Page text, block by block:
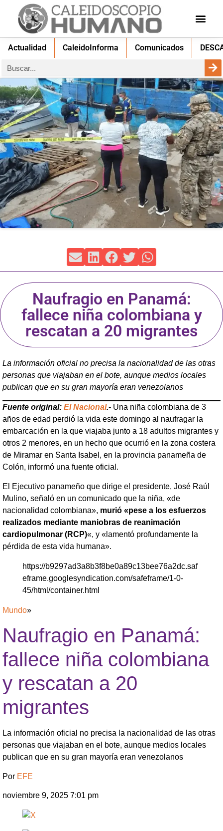
Actualidad CaleidoInforma Comunicados
Naufragio en Panamá:
fallece niña colombiana y
rescatan a 20 migrantes
La información oficial no precisa la nacionalidad de las otras
personas que viajaban en el bote, aunque medios locales
publican que en su gran mayoría eran venezolanos
Fuente original: El Nacional.- Una niña colombiana de 3
años de edad perdió la vida este domingo al naufragar la
embarcación en la que viajaba junto a 18 adultos migrantes y
otros 2 menores, en un hecho que ocurrió en la zona costera
de Miramar en Santa Isabel, en la provincia panameña de
Colón, informó una fuente oficial.
El Ejecutivo panameño que dirige el presidente, José Raúl
Mulino, señaló en un comunicado que la niña, «de
nacionalidad colombiana», murió «pese a los esfuerzos
realizados mediante maniobras de reanimación
cardiopulmonar (RCP)«, y «lamentó profundamente la
pérdida de esta vida humana».
https://b9297ad3a8b3f8be0a89c13bee76a2dc.saf
eframe.googlesyndication.com/safeframe/1-0-
45/html/container.html
Mundo»
Naufragio en Panamá:
fallece niña colombiana
y rescatan a 20
migrantes
La información oficial no precisa la nacionalidad de las otras
personas que viajaban en el bote, aunque medios locales
publican que en su gran mayoría eran venezolanos
Por EFE
noviembre 9, 2025 7:01 pm